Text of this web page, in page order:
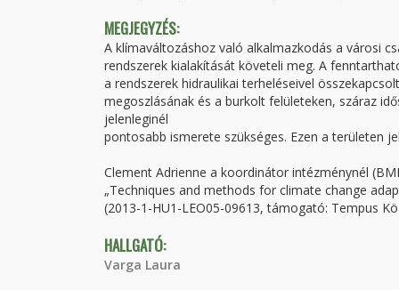
MEGJEGYZÉS:
A klímaváltozáshoz való alkalmazkodás a városi
rendszerek kialakítását követeli meg. A
a rendszerek hidraulikai terheléseivel
megoszlásának és a burkolt felületeken, száraz
jelenleginél
pontosabb ismerete szükséges. Ezen a területen
Clement Adrienne a koordinátor intézménynél
„Techniques and methods for climate change
(2013-1-HU1-LEO05-09613, támogató: Tempus
HALLGATÓ:
Varga Laura